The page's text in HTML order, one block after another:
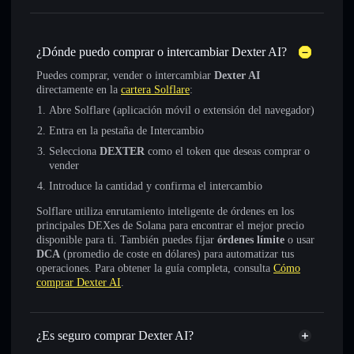
¿Dónde puedo comprar o intercambiar Dexter AI?
Puedes comprar, vender o intercambiar Dexter AI
directamente en la cartera Solflare:
Abre Solflare (aplicación móvil o extensión del navegador)
Entra en la pestaña de Intercambio
Selecciona DEXTER como el token que deseas comprar o
vender
Introduce la cantidad y confirma el intercambio
Solflare utiliza enrutamiento inteligente de órdenes en los
principales DEXes de Solana para encontrar el mejor precio
disponible para ti. También puedes fijar órdenes límite o usar
DCA (promedio de coste en dólares) para automatizar tus
operaciones. Para obtener la guía completa, consulta Cómo
comprar Dexter AI.
¿Es seguro comprar Dexter AI?